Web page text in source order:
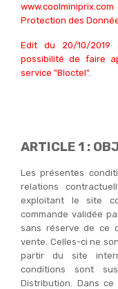
Protection des
Edit du 20/10/
possibilité de faire
service "Bloctel".
ARTICLE 1 :
Les présentes
relations
exploitant le site
commande validée
sans réserve de ce
vente. Celles-ci ne
partir du site
conditions sont
Distribution. Dans